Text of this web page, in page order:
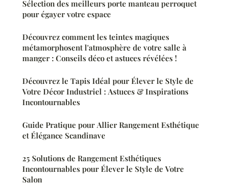
Sélection des meilleurs porte manteau perroquet
pour égayer votre espace
Découvrez comment les teintes magiques
métamorphosent l'atmosphère de votre salle à
manger : Conseils déco et astuces révélées !
Découvrez le Tapis Idéal pour Élever le Style de
Votre Décor Industriel : Astuces & Inspirations
Incontournables
Guide Pratique pour Allier Rangement Esthétique
et Élégance Scandinave
25 Solutions de Rangement Esthétiques
Incontournables pour Élever le Style de Votre
Salon